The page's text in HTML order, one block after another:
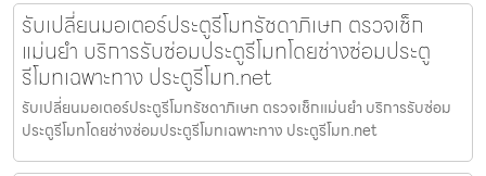
รับเปลี่ยนมอเตอร์ประตูรีโมทรัชดาภิเษก ตรวจเช็ก
แม่นยำ บริการรับซ่อมประตูรีโมทโดยช่างซ่อมประตู
รีโมทเฉพาะทาง ประตูรีโมท.net
รับเปลี่ยนมอเตอร์ประตูรีโมทรัชดาภิเษก ตรวจเช็กแม่นยำ บริการรับซ่อม
ประตูรีโมทโดยช่างซ่อมประตูรีโมทเฉพาะทาง ประตูรีโมท.net